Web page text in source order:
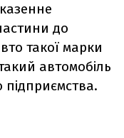
до
такої марки
автомобіль
підприємства.